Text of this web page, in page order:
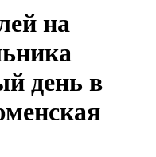
на
день в